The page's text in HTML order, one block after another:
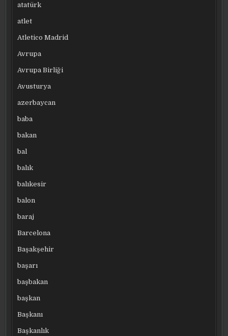
atatürk
atlet
Atletico Madrid
Avrupa
Avrupa Birliği
Avusturya
azerbaycan
baba
bakan
bal
balık
balıkesir
balon
baraj
Barcelona
Başakşehir
başarı
başbakan
başkan
Başkanı
Başkanlık